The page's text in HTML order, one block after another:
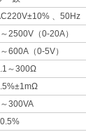
、50Hz
2500V（0-20A）
600A（0-5V）
～300Ω
300VA